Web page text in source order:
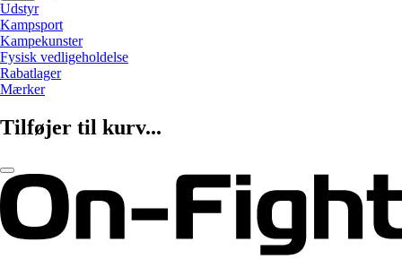
Udstyr
Kampsport
Kampekunster
Fysisk vedligeholdelse
Rabatlager
Mærker
Tilføjer til kurv...